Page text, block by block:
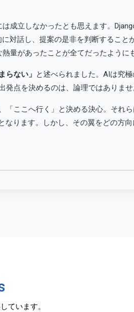
成立しなかったとも思えます。
対話し、提案の是非を判断すること
量があったことが全てだったように
らない」 と述べられました。AIは究
点を決めるのは、論理ではありませ
「ここへ行く」と決める決心。それ
ります。しかし、その翼をどの方
ています。